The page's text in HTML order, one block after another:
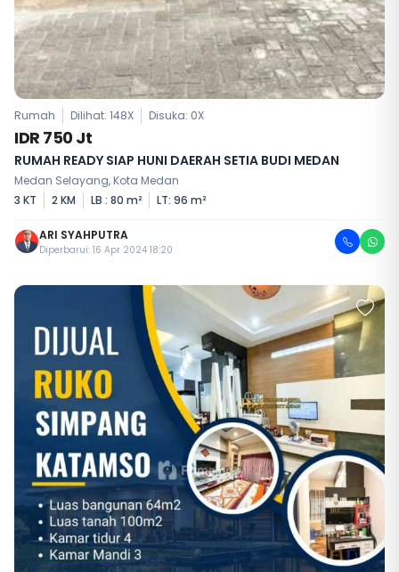
Rumah Dilihat: 148X Disuka: 0X
IDR 750 Jt
RUMAH READY SIAP HUNI DAERAH SETIA BUDI MEDAN
Medan Selayang, Kota Medan
3 KT
2 KM LB : 80 m² LT: 96 m²
ARI SYAHPUTRA
Diperbarui: 16 Apr 2024 18:20